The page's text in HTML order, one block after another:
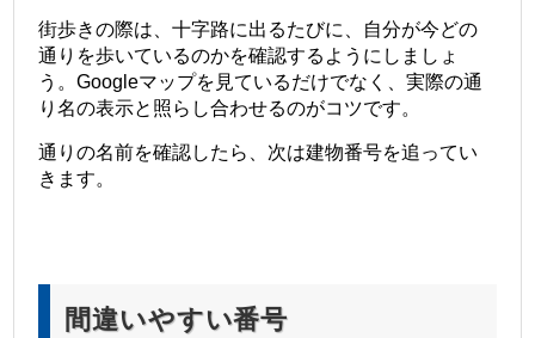
街歩きの際は、十字路に出るたびに、自分が今どの
通りを歩いているのかを確認するようにしましょ
う。Googleマップを見ているだけでなく、実際の通
り名の表示と照らし合わせるのがコツです。
通りの名前を確認したら、次は建物番号を追ってい
きます。
間違いやすい番号